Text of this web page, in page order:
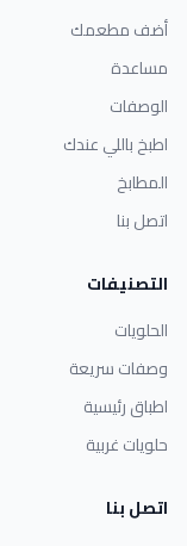
أضف مطعمك
مساعدة
الوصفات
اطبخ باللي عندك
المطابخ
اتصل بنا
التصنيفات
الحلويات
وصفات سريعة
اطباق رئيسية
حلويات غربية
اتصل بنا